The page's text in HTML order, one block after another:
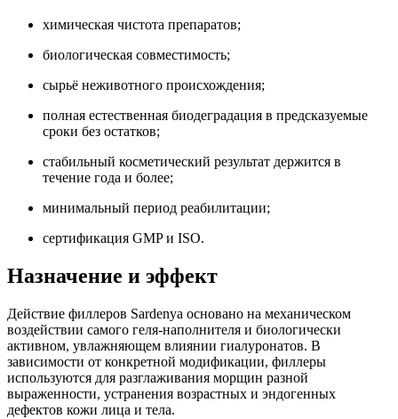
химическая чистота препаратов;
биологическая совместимость;
сырьё неживотного происхождения;
полная естественная биодеградация в предсказуемые
сроки без остатков;
стабильный косметический результат держится в
течение года и более;
минимальный период реабилитации;
сертификация GMP и ISO.
Назначение и эффект
Действие филлеров Sardenya основано на механическом
воздействии самого геля-наполнителя и биологически
активном, увлажняющем влиянии гиалуронатов. В
зависимости от конкретной модификации, филлеры
используются для разглаживания морщин разной
выраженности, устранения возрастных и эндогенных
дефектов кожи лица и тела.